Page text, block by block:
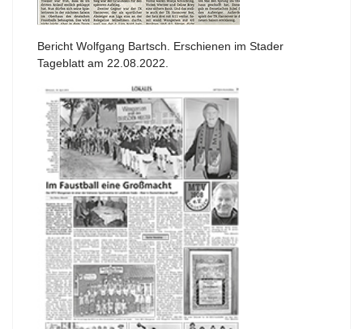
Bericht Wolfgang Bartsch. Erschienen im Stader
Tageblatt am 22.08.2022.